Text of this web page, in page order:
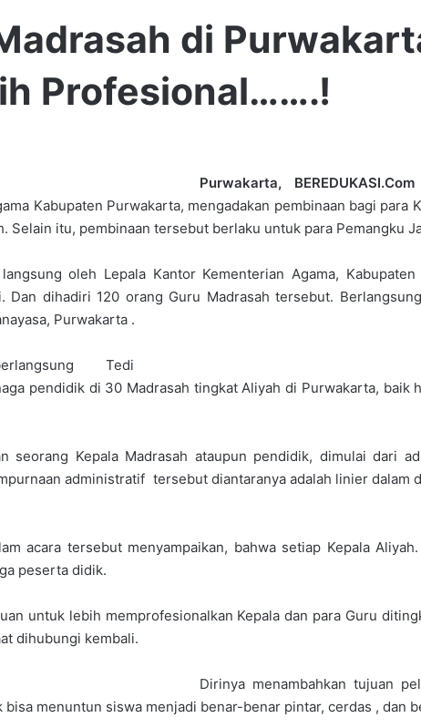
di
Profesional…….!
Purwakarta,
Kabupaten Purwakarta, mengadakan pembinaan bagi para
Selain itu, pembinaan tersebut berlaku untuk para Pemangku
oleh Lepala Kantor Kementerian Agama,
Dan dihadiri 120 orang Guru Madrasah tersebut.
Purwakarta .
Tedi
pendidik di 30 Madrasah tingkat Aliyah di Purwakarta, baik
seorang Kepala Madrasah ataupun pendidik, dimulai dari
administratif tersebut diantaranya adalah linier dalam
acara tersebut menyampaikan, bahwa setiap Kepala
peserta didik.
untuk lebih memprofesionalkan Kepala dan para Guru
dihubungi kembali.
Dirinya menambahkan tujuan
menuntun siswa menjadi benar-benar pintar, cerdas , dan